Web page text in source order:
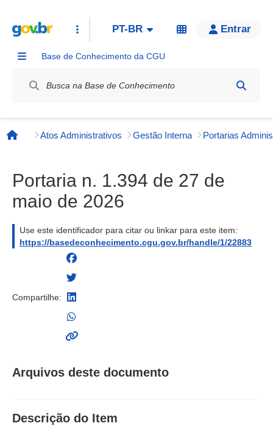
PT-BR Entrar
Base de Conhecimento da CGU
Página inicial
Atos Administrativos Gestão Interna
Portaria n. 1.394 de 27 de
maio de 2026
Use este identificador para citar ou linkar para este item:
https://basedeconhecimento.cgu.gov.br/handle/1/22883
Compartilhe:
Arquivos deste documento
Descrição do Item